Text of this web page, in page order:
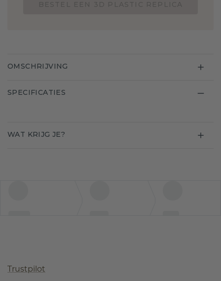
OMSCHRIJVING
SPECIFICATIES
WAT KRIJG JE?
Trustpilot